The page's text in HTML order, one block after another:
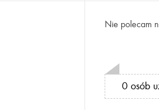
Nie polecam
0 osób